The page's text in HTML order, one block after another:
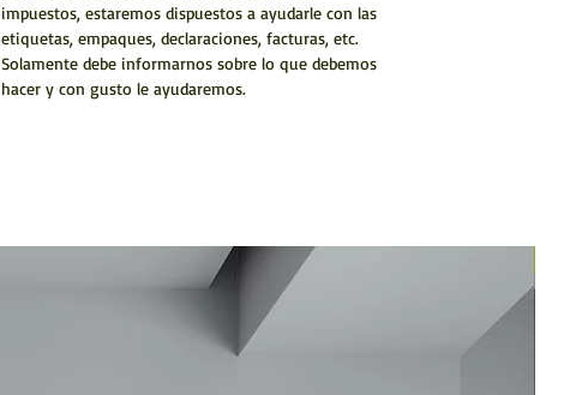
impuestos, estaremos dispuestos a ayudarle con las
etiquetas, empaques, declaraciones, facturas, etc.
Solamente debe informarnos sobre lo que debemos
hacer y con gusto le ayudaremos.